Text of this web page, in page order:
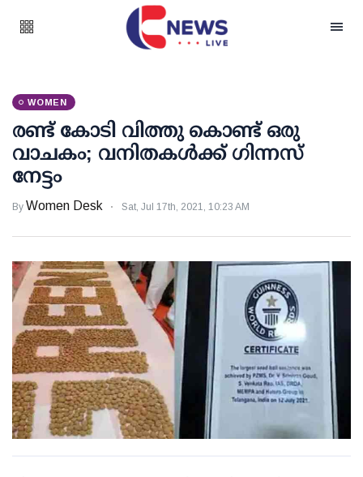
WOMEN
രണ്ട് കോടി വിത്തു കൊണ്ട് ഒരു
വാചകം; വനിതകള്‍ക്ക് ഗിന്നസ്
നേട്ടം
By Women Desk Sat, Jul 17th, 2021, 10:23 AM